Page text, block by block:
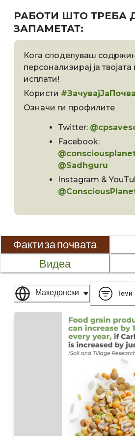
РАБОТИ ШТО ТРЕБА
ЗАПАМЕТАТ:
Кога споделуваш
персонализирај ја
исплати!
Користи
Означи ги профилите
Twitter:
Facebook:
@Sadhguru
Instagram &
Факти за почвата
Видеа
Македонски Теми